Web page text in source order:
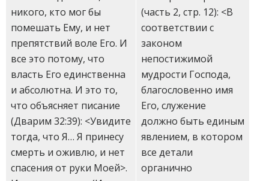
никого, кто мог бы
помешать Ему, и нет
препятствий воле Его. И
все это потому, что
власть Его единственна
и абсолютна. И это то,
что объясняет писание
(Дварим 32:39): <Увидите
тогда, что Я… Я принесу
смерть и оживлю, и нет
спасения от руки Моей>.
(часть 2, стр. 12): <В
соответствии с
законом
непостижимой
мудрости Господа,
благословенно имя
Его, служение
должно быть единым
явлением, в котором
все детали
органично